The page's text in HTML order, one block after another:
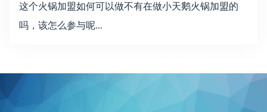
这个火锅加盟如何可以做不有在做小天鹅火锅加盟的
吗，该怎么参与呢...